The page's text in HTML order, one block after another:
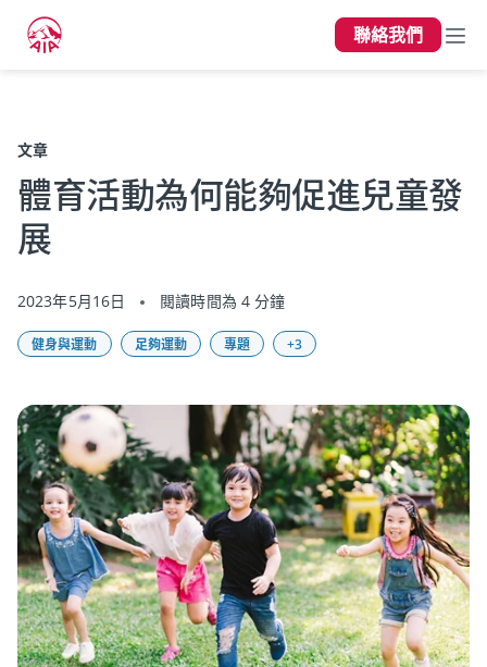
聯絡我們
文章
體育活動為何能夠促進兒童發
展
2023年5月16日 閱讀時間為 4 分鐘
健身與運動 足夠運動 專題 +3